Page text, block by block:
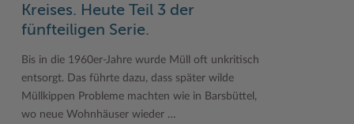
Kreises. Heute Teil 3 der
fünfteiligen Serie.
Bis in die 1960er-Jahre wurde Müll oft unkritisch
entsorgt. Das führte dazu, dass später wilde
Müllkippen Probleme machten wie in Barsbüttel,
wo neue Wohnhäuser wieder …